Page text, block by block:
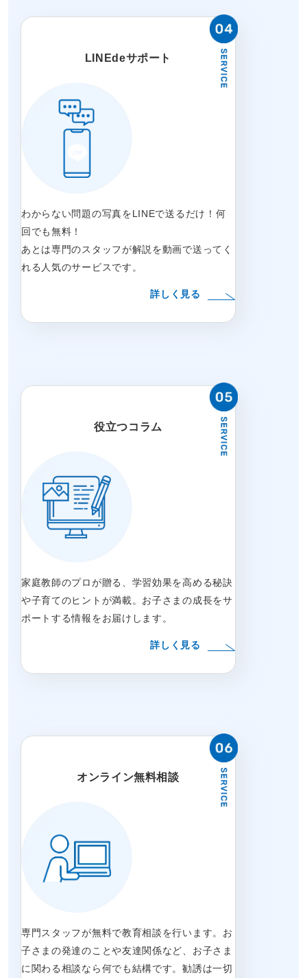
LINEdeサポート
わからない問題の写真をLINEで送るだけ！何
回でも無料！
あとは専門のスタッフが解説を動画で送ってく
れる人気のサービスです。
詳しく見る
役立つコラム
家庭教師のプロが贈る、学習効果を高める秘訣
や子育てのヒントが満載。お子さまの成長をサ
ポートする情報をお届けします。
詳しく見る
オンライン無料相談
専門スタッフが無料で教育相談を行います。お
子さまの発達のことや友達関係など、お子さま
に関わる相談なら何でも結構です。勧誘は一切